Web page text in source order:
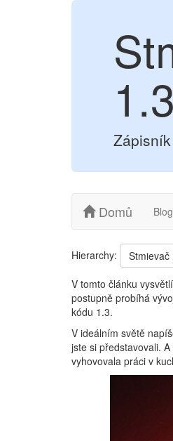
1.3
Domů Blog
Hierarchy:
Stmievač
V tomto článku
postupně probíhá
kódu 1.3.
V ideálním světě
jste si představovali.
vyhovovala práci v